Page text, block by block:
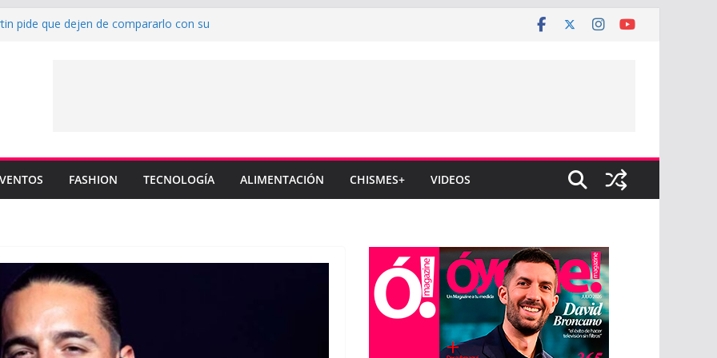
pide que dejen de compararlo con su
de la NBA
nuevo sencillo “MI BB” junto a Omar
canciones clave de su catálogo en
FASHION TECNOLOGÍA ALIMENTACIÓN CHISMES+ VIDEOS